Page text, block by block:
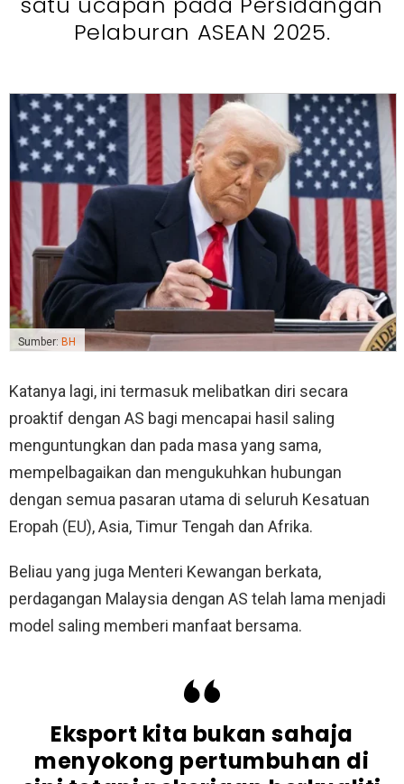
Pelaburan ASEAN 2025.
Sumber: BH
Katanya lagi, ini termasuk melibatkan diri secara
proaktif dengan AS bagi mencapai hasil saling
menguntungkan dan pada masa yang sama,
mempelbagaikan dan mengukuhkan hubungan
dengan semua pasaran utama di seluruh Kesatuan
Eropah (EU), Asia, Timur Tengah dan Afrika.
Beliau yang juga Menteri Kewangan berkata,
perdagangan Malaysia dengan AS telah lama menjadi
model saling memberi manfaat bersama.
Eksport kita bukan sahaja
menyokong pertumbuhan di